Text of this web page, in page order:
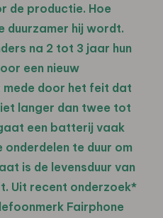
de productie. Hoe
duurzamer hij wordt.
na 2 tot 3 jaar hun
een nieuw
mede door het feit dat
langer dan twee tot
een batterij vaak
te duur om
is de levensduur van
Uit recent onderzoek*
Fairphone